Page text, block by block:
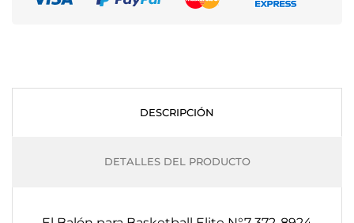
DESCRIPCIÓN
DETALLES DEL PRODUCTO